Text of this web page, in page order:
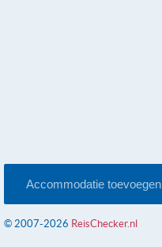
Accommodatie toevoegen
© 2007-2026 ReisChecker.nl